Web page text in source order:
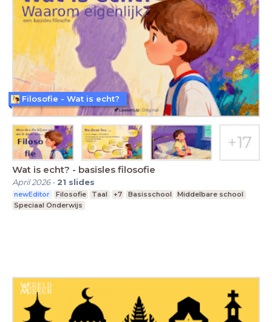
Wat is echt? - basisles filosofie
April 2026- 21 slides
newEditor Filosofie Taal +7 Basisschool
Middelbare school
Speciaal Onderwijs
Filosofie - Wat is echt?